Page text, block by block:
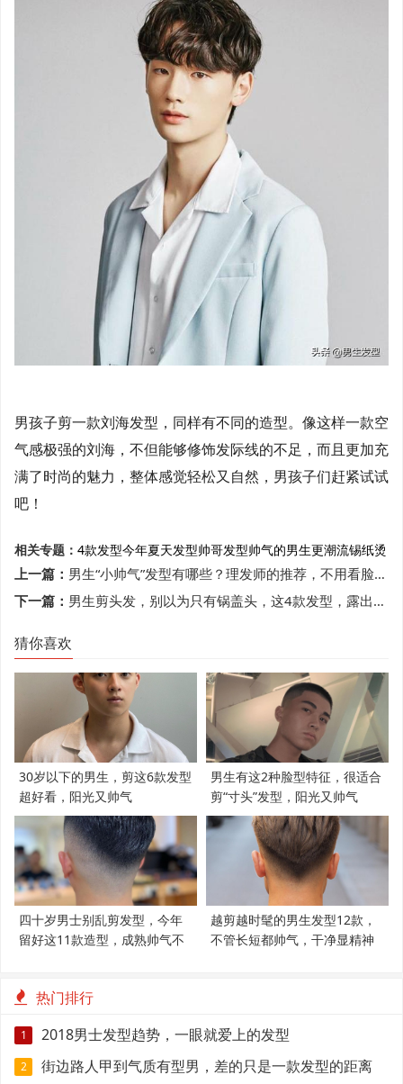
男孩子剪一款刘海发型，同样有不同的造型。像这样一款空
气感极强的刘海，不但能够修饰发际线的不足，而且更加充
满了时尚的魅力，整体感觉轻松又自然，男孩子们赶紧试试
吧！
相关专题： 4款发型今年夏天发型帅哥发型帅气的男生更潮流锡纸烫
上一篇： 男生“小帅气”发型有哪些？理发师的推荐，不用看脸都很帅
下一篇： 男生剪头发，别以为只有锅盖头，这4款发型，露出额头更帅气
猜你喜欢
30岁以下的男生，剪这6款发型
超好看，阳光又帅气
男生有这2种脸型特征，很适合
剪“寸头”发型，阳光又帅气
四十岁男士别乱剪发型，今年
留好这11款造型，成熟帅气不
越剪越时髦的男生发型12款，
不管长短都帅气，干净显精神
热门排行
1 2018男士发型趋势，一眼就爱上的发型
2 街边路人甲到气质有型男，差的只是一款发型的距离